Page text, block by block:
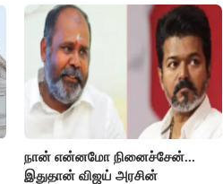
நான் என்னமோ நினைச்சேன்...
இதுதான் விஜய் அரசின்